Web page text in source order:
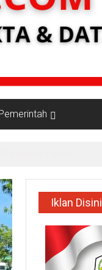
Iklan Disini